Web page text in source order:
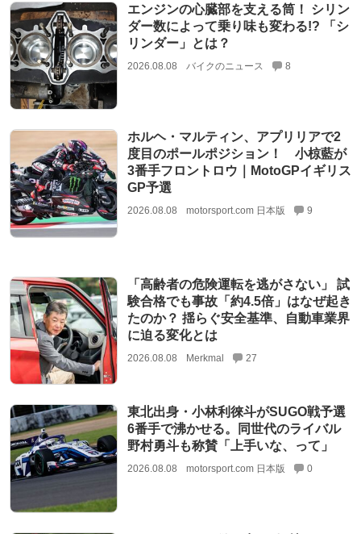
エンジンの心臓部を支える筒！ シリン
ダー数によって乗り味も変わる!? 「シ
リンダー」とは？
2026.08.08 バイクのニュース 8
ホルヘ・マルティン、アプリリアで2
度目のポールポジション！ 小椋藍が
3番手フロントロウ｜MotoGPイギリス
GP予選
2026.08.08 motorsport.com 日本版 9
「高齢者の危険運転を逃がさない」 試
験合格でも事故「約4.5倍」はなぜ起き
たのか？ 揺らぐ安全基準、自動車業界
に迫る変化とは
2026.08.08 Merkmal 27
東北出身・小林利徠斗がSUGO戦予選
6番手で沸かせる。同世代のライバル
野村勇斗も称賛「上手いな、って」
2026.08.08 motorsport.com 日本版 0